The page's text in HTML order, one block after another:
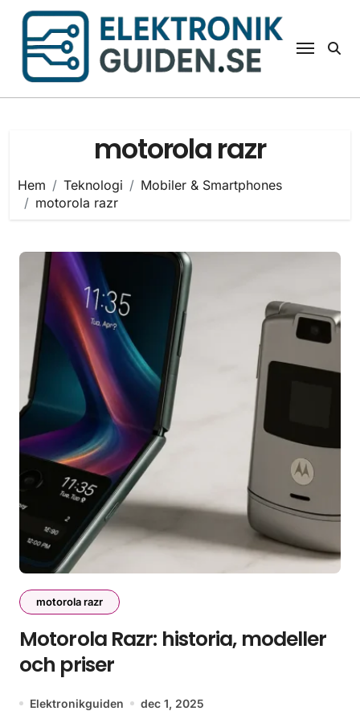
Hoppa
innehåll
motorola razr
Hem Teknologi
Mobiler & Smartphones
motorola razr
motorola razr
Motorola Razr: historia, modeller
och priser
Elektronikguiden dec 1, 2025